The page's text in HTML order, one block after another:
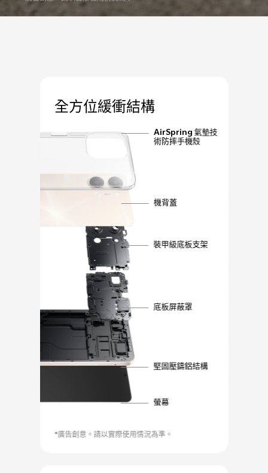
全方位緩衝結構
AirSpring 氣墊技
術防摔手機殼
機背蓋
裝甲級底板支架
底板屏蔽罩
堅固壓鑄鋁結構
螢幕
*廣告創意。請以實際使用情況為準。